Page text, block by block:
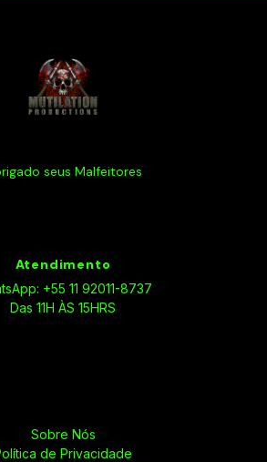
seus Malfeitores
Atendimento
+55 11 92011-8737
Das 11H ÀS 15HRS
Sobre Nós
de Privacidade